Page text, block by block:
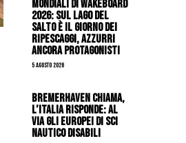
Mondiali di Wakeboard
2026: sul Lago del
Salto è il giorno dei
ripescaggi, azzurri
ancora protagonisti
5 Agosto 2026
Bremerhaven chiama,
l’Italia risponde: al
via gli Europei di Sci
Nautico Disabili